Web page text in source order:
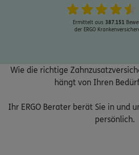
Bequem online oder
Ermittelt aus 387.151
der ERGO
Wie die richtige
hängt von Ihren
Ihr ERGO Berater berät Sie in und
persönlich.